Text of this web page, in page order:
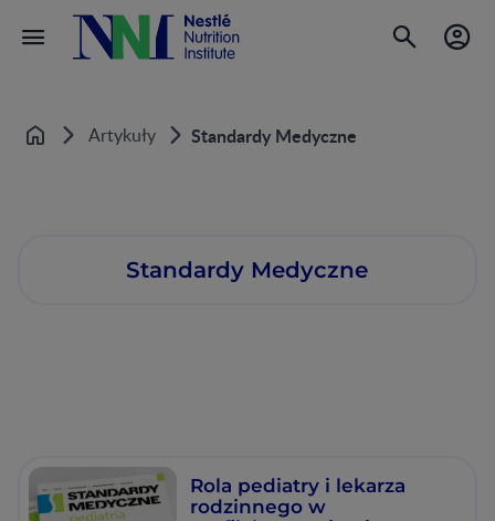
Home Artykuły Standardy Medyczne
Standardy Medyczne
Rola pediatry i lekarza
rodzinnego w